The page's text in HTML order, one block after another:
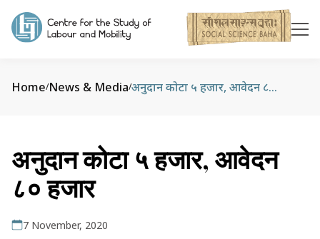
Home/News & Media/ अनुदान कोटा ५ हजार, आवेदन ८० हजार
अनुदान कोटा ५ हजार, आवेदन
८० हजार
7 November, 2020